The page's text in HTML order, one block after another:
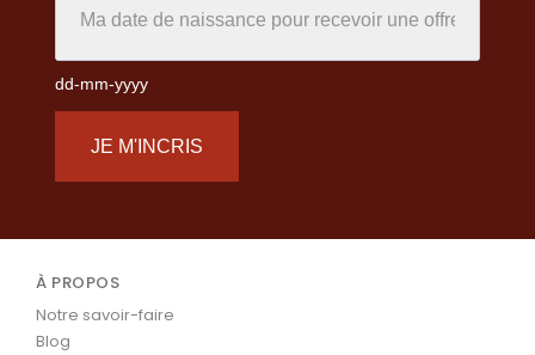
dd-mm-yyyy
JE M'INCRIS
À PROPOS
Notre savoir-faire
Blog